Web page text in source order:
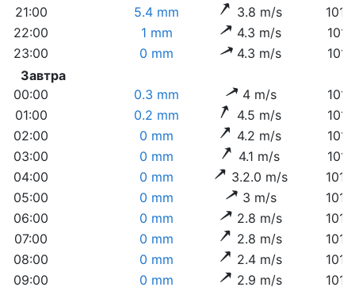
21:00
5.4 mm 3.8 m/s
22:00
1 mm 4.3 m/s
23:00
0 mm 4.3 m/s
Завтра
00:00
0.3 mm 4 m/s
01:00
0.2 mm 4.5 m/s
02:00
0 mm 4.2 m/s
03:00
0 mm 4.1 m/s
04:00
0 mm 3.2.0 m/s
05:00
0 mm 3 m/s
06:00
0 mm 2.8 m/s
07:00
0 mm 2.8 m/s
08:00
0 mm 2.4 m/s
09:00
0 mm 2.9 m/s